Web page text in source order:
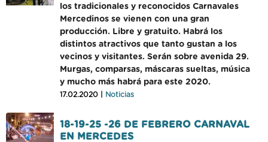
los tradicionales y reconocidos Carnavales
Mercedinos se vienen con una gran
producción. Libre y gratuito. Habrá los
distintos atractivos que tanto gustan a los
vecinos y visitantes. Serán sobre avenida 29.
Murgas, comparsas, máscaras sueltas, música
y mucho más habrá para este 2020.
17.02.2020 | Noticias
18-19-25 -26 DE FEBRERO CARNAVAL
EN MERCEDES